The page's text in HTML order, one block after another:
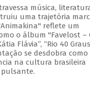
música,
uma trajetória
reflete um
o álbum "Favelost –
Flávia”, “Rio 40
se desdobra como
na cultura brasileira